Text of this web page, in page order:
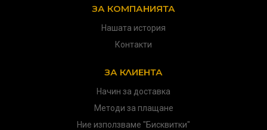
ЗА КОМПАНИЯТА
Нашата история
Контакти
ЗА КЛИЕНТА
Начин за доставка
Методи за плащане
Ние използваме "Бисквитки"